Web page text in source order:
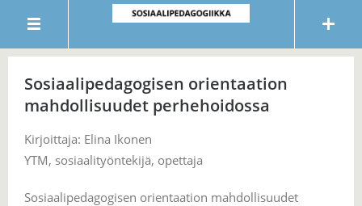
Sosiaalipedagogisen orientaation
mahdollisuudet perhehoidossa
Kirjoittaja: Elina Ikonen
YTM, sosiaalityöntekijä, opettaja
Sosiaalipedagogisen orientaation mahdollisuudet